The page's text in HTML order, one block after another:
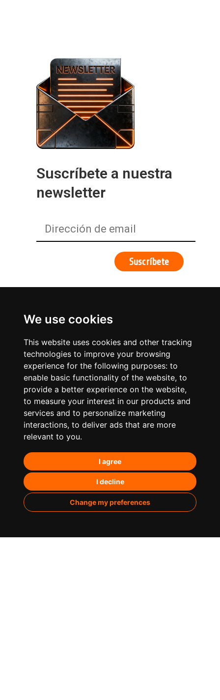
We use cookies
This website uses cookies and other tracking
technologies to improve your browsing
experience for the following purposes: to
enable basic functionality of the website, to
provide a better experience on the website,
to measure your interest in our products and
services and to personalize marketing
interactions, to deliver ads that are more
relevant to you.
I agree
I decline
Change my preferences
Suscríbete a nuestra
newsletter
¿Qué hacemos?
Posicionamiento en IA’s
Paid Media
Marketing de contenidos
Analítica